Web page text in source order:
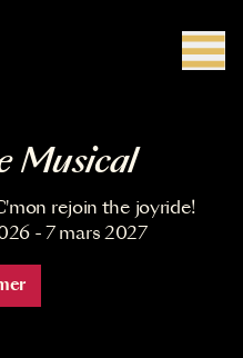
Musical
rejoin the joyride!
- 7 mars 2027